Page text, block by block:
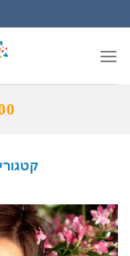
to
content